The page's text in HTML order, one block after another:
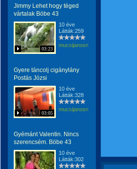
Jimmy Lehet hogy téged
vártalak Böbe 43
03:23
10 éve
Látták:259
mucsijanosne
Gyere táncolj cigánylány
Postás Józsi
03:05
10 éve
Látták:328
mucsijanosne
Gyémánt Valentin. Nincs
szerencsém. Böbe 43
10 éve
Látták:302